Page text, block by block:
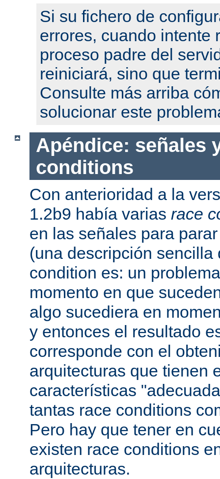
Si su fichero de
errores, cuando intente
proceso padre del
reiniciará, sino que
Consulte más arriba
solucionar este
Apéndice: señales
conditions
Con anterioridad a la
1.2b9 había varias race
en las señales para
(una descripción sencilla
condition es: un
momento en que
algo sucediera en
y entonces el resultado
corresponde con el
arquitecturas que tienen
características
tantas race conditions
Pero hay que tener en
existen race conditions
arquitecturas.